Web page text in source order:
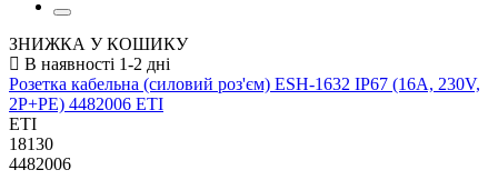
ЗНИЖКА У КОШИКУ
Розетка кабельна (силовий роз'єм) ESH-1632 IP67 (16A, 230V,
2P+PE) 4482006 ETI
ETI
18130
4482006